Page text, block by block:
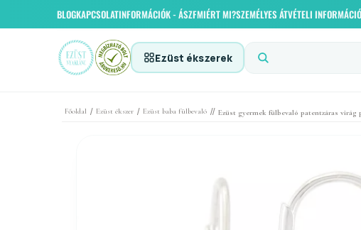
BLOGKAPCSOLATINFORMÁCIÓK - ÁSZFMIÉRT MI?SZEMÉLYES ÁTVÉTELI
Ezüst ékszerek
Főoldal / Ezüst ékszer / Ezüst baba fülbevaló // Ezüst gyermek fülbevaló patentzáras virág